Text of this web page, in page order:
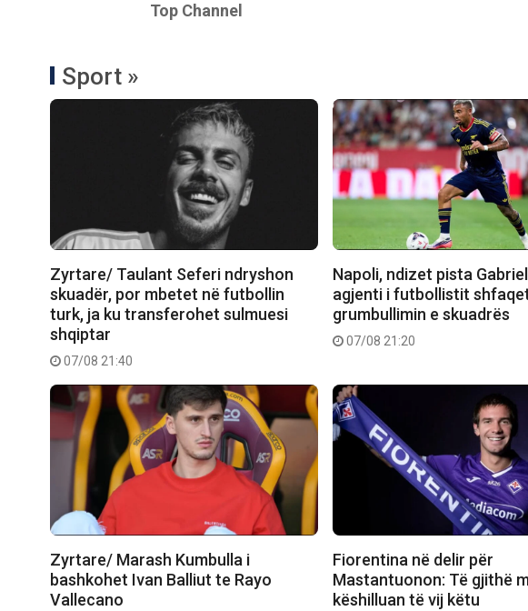
Top Channel
Sport »
Zyrtare/ Taulant Seferi ndryshon
skuadër, por mbetet në futbollin
turk, ja ku transferohet sulmuesi
shqiptar
07/08 21:40
Napoli, ndizet pista
agjenti i futbollistit
grumbullimin e skuadrës
07/08 21:20
Zyrtare/ Marash Kumbulla i
bashkohet Ivan Balliut te Rayo
Vallecano
Fiorentina në delir për
Mastantuonon: Të gjithë
këshilluan të vij këtu